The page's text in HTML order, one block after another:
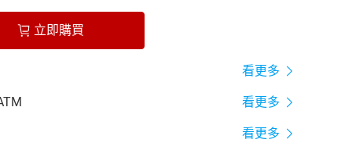
立即購買
看更多
看更多
看更多